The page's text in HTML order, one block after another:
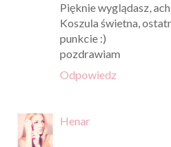
Pięknie wyglądasz,
Koszula świetna,
punkcie :)
pozdrawiam
Odpowiedz
Henar